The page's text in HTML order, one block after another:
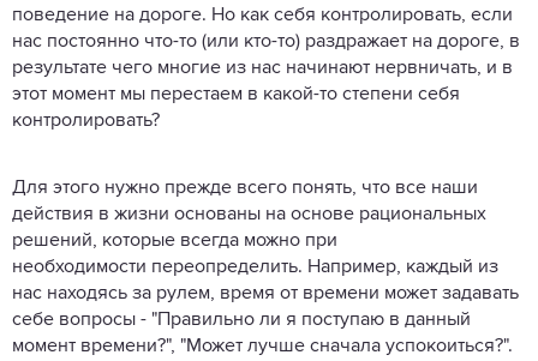
поведение на дороге. Но как себя контролировать, если
нас постоянно что-то (или кто-то) раздражает на дороге, в
результате чего многие из нас начинают нервничать, и в
этот момент мы перестаем в какой-то степени себя
контролировать?
Для этого нужно прежде всего понять, что все наши
действия в жизни основаны на основе рациональных
решений, которые всегда можно при
необходимости переопределить. Например, каждый из
нас находясь за рулем, время от времени может задавать
себе вопросы - "Правильно ли я поступаю в данный
момент времени?", "Может лучше сначала успокоиться?".